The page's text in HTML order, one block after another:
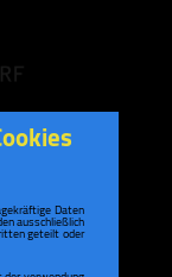
Daten
ausschließlich
geteilt oder